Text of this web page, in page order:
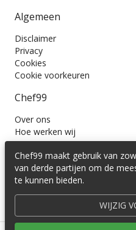
Algemeen
Disclaimer
Privacy
Cookies
Cookie voorkeuren
Chef99
Over ons
Hoe werken wij
Contact
Wil je ons volgen?
Chef99 maakt gebruik van
van derde partijen om de
te kunnen bieden.
WIJZIG